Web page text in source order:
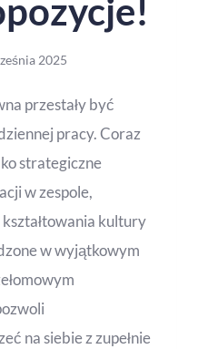
2025
przestały być
pracy. Coraz
strategiczne
w zespole,
kultury
w wyjątkowym
na siebie z zupełnie